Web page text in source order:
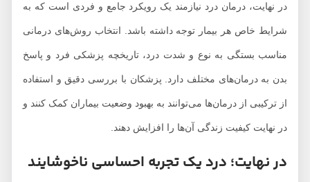
در نهایت، درمان درد نیازمند یک رویکرد جامع و فردی است که به
شرایط خاص هر بیمار توجه داشته باشد. انتخاب روش‌های درمانی
مناسب بستگی به نوع و شدت درد، تاریخچه پزشکی فرد و پاسخ
بدن به درمان‌های مختلف دارد. پزشکان با بررسی دقیق و استفاده
از ترکیبی از درمان‌ها می‌توانند به بهبود وضعیت بیماران کمک کنند و
در نهایت کیفیت زندگی آن‌ها را افزایش دهند.
در نهایت؛ درد یک تجربه احساسی ناخوشایند